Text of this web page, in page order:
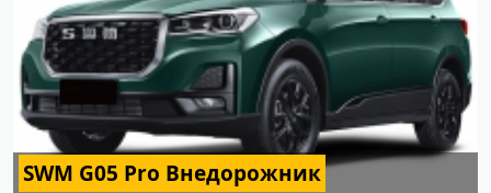
SWM G05 Pro Внедорожник